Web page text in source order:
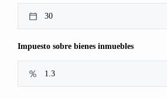
Impuesto sobre bienes inmuebles